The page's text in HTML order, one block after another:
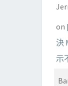
on
決
示